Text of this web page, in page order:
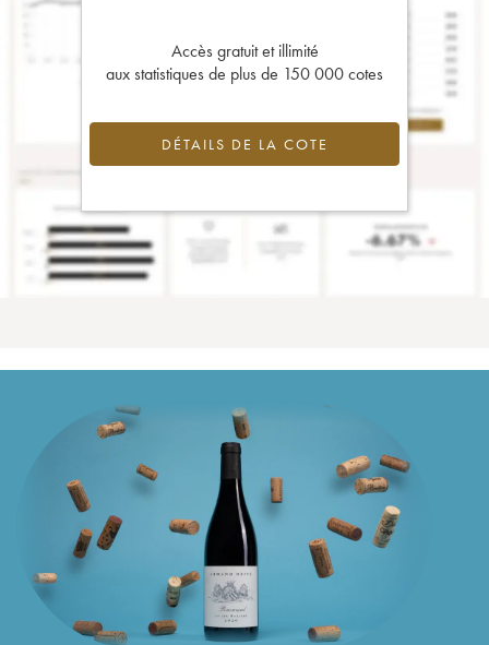
Accès gratuit et illimité
aux statistiques de plus de 150 000 cotes
DÉTAILS DE LA COTE